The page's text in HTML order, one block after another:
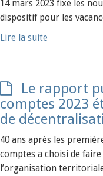
14 mars 2023 fixe les
dispositif pour les
Lire la suite
Le rapport
comptes 2023
de
40 ans après les
comptes a choisi de
l’organisation